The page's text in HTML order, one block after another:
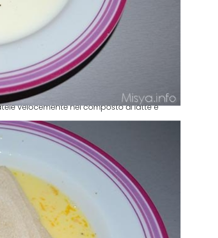
velocemente nel composto di latte e